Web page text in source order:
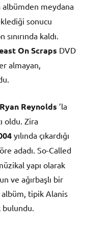
albümden meydana
sonucu
kaldı.
On Scraps DVD
almayan,
Ryan Reynolds ’la
oldu. Zira
yılında çıkardığı
adadı. So-Called
yapı olarak
ve ağırbaşlı bir
albüm, tipik Alanis